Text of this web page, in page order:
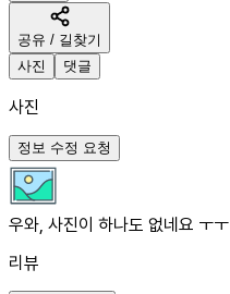
공유 / 길찾기
사진
댓글
사진
정보 수정 요청
우와, 사진이 하나도 없네요 ㅜㅜ
리뷰